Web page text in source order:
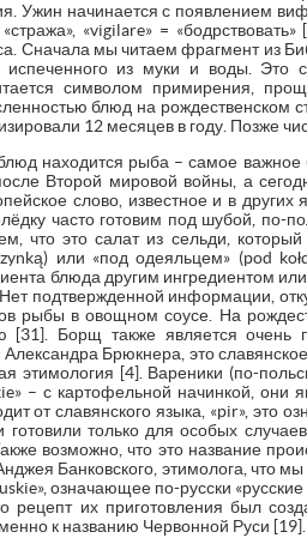
Ужин начинается с появлением
«vigilare» =
Сначала мы читаем фрагмент из
из муки и воды. Это
символом примирения,
блюд на рождественском
12 месяцев в году. Позже
находится рыба – самое
Второй мировой войны, а
слово, известное и в
часто готовим под шубой, по-
что это салат из сельди,
или «под одеяльцем» (pod
блюда другим ингредиентом
подтвержденной информации,
рыбы в овощном соусе. На
[31]. Борщ также является
Брюкнера, это
этимология [4]. Вареники (по-
– с картофельной начинкой,
от славянского языка, «pir», это
готовили только для особых
возможно, что это название
Банковского, этимолога, что
означающее по-русски
рецепт их приготовления был
к названию Червонной Руси [19].